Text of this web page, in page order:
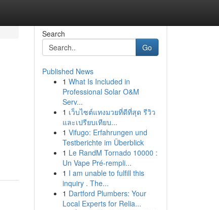
Search
Go
Published News
1 What Is Included in
Professional Solar O&M
Serv...
1 เว็บไซต์แทงมวยที่ดีที่สุด รีวิว
และเปรียบเทียบ...
1 Vifugo: Erfahrungen und
Testberichte im Überblick
1 Le RandM Tornado 10000 :
Un Vape Pré-rempli...
1 I am unable to fulfill this
inquiry . The...
1 Dartford Plumbers: Your
Local Experts for Relia...